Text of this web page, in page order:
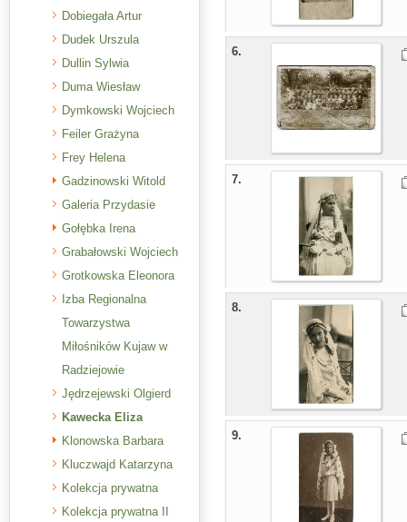
Dobiegała Artur
Dudek Urszula
Dullin Sylwia
Duma Wiesław
Dymkowski Wojciech
Feiler Grażyna
Frey Helena
Gadzinowski Witold
Galeria Przydasie
Gołębka Irena
Grabałowski Wojciech
Grotkowska Eleonora
Izba Regionalna
Towarzystwa
Miłośników Kujaw w
Radziejowie
Jędrzejewski Olgierd
Kawecka Eliza
Klonowska Barbara
Kluczwajd Katarzyna
Kolekcja prywatna
Kolekcja prywatna II
6.
7.
8.
9.